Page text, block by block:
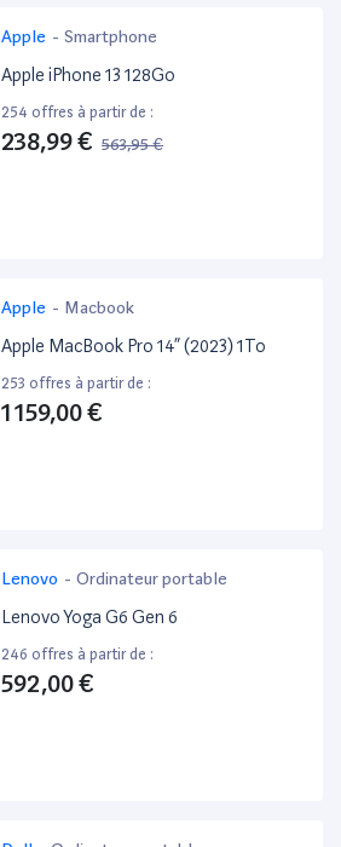
Apple - Smartphone
Apple iPhone 13 128Go
254 offres à partir de :
238,99 € 563,95 €
Apple - Macbook
Apple MacBook Pro 14” (2023) 1To
253 offres à partir de :
1 159,00 €
Lenovo - Ordinateur portable
Lenovo Yoga G6 Gen 6
246 offres à partir de :
592,00 €